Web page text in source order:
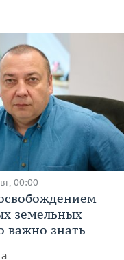
00:00
земельных
важно знать